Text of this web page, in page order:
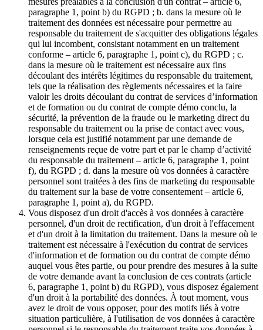
paragraphe 1, point b) du RGPD ; b. dans la mesure où le
traitement des données est nécessaire pour permettre au
responsable du traitement de s'acquitter des obligations légales
qui lui incombent, consistant notamment en un traitement
conforme – article 6, paragraphe 1, point c), du RGPD ; c.
dans la mesure où le traitement est nécessaire aux fins
découlant des intérêts légitimes du responsable du traitement,
tels que la réalisation des règlements nécessaires et la faire
valoir les droits découlant du contrat de services d’information
et de formation ou du contrat de compte démo conclu, la
sécurité, la prévention de la fraude ou le marketing direct du
responsable du traitement ou la prise de contact avec vous,
lorsque cela est justifié notamment par une demande de
renseignements reçue de votre part et par le champ d’activité
du responsable du traitement – article 6, paragraphe 1, point
f), du RGPD ; d. dans la mesure où vos données à caractère
personnel sont traitées à des fins de marketing du responsable
du traitement sur la base de votre consentement – article 6,
paragraphe 1, point a), du RGPD.
Vous disposez d'un droit d'accès à vos données à caractère
personnel, d'un droit de rectification, d'un droit à l'effacement
et d'un droit à la limitation du traitement. Dans la mesure où le
traitement est nécessaire à l'exécution du contrat de services
d'information et de formation ou du contrat de compte démo
auquel vous êtes partie, ou pour prendre des mesures à la suite
de votre demande avant la conclusion de ces contrats (article
6, paragraphe 1, point b) du RGPD), vous disposez également
d'un droit à la portabilité des données. À tout moment, vous
avez le droit de vous opposer, pour des motifs liés à votre
situation particulière, à l'utilisation de vos données à caractère